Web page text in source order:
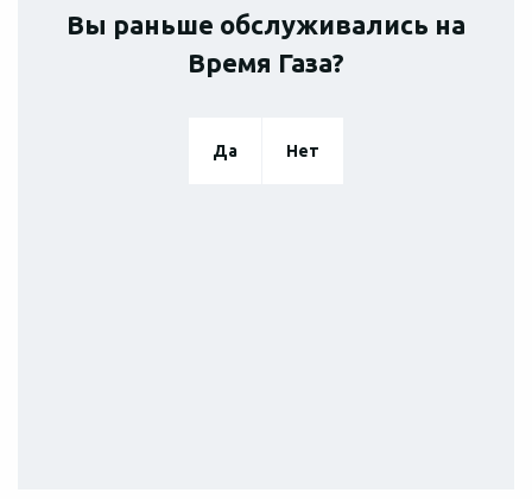
Вы раньше обслуживались на
Время Газа?
Да Нет
Диагностика
Подол Оболонь